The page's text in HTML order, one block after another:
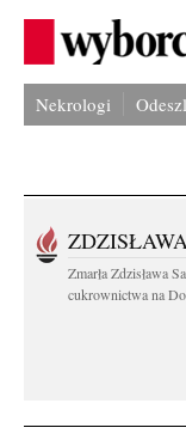
Nekrologi
Zmarła Zdzisława
cukrownictwa na